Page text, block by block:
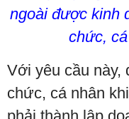
ngoài được kinh
chức,
Với yêu cầu này,
chức, cá nhân